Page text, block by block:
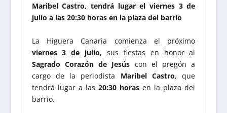
Maribel Castro, tendrá lugar el viernes 3 de
julio a las 20:30 horas en la plaza del barrio
La Higuera Canaria comienza el próximo
viernes3 de julio, sus fiestas en honor al
Sagrado Corazón de Jesús con el pregón a
cargo de la periodista Maribel Castro, que
tendrá lugar a las 20:30 horas en la plaza del
barrio.